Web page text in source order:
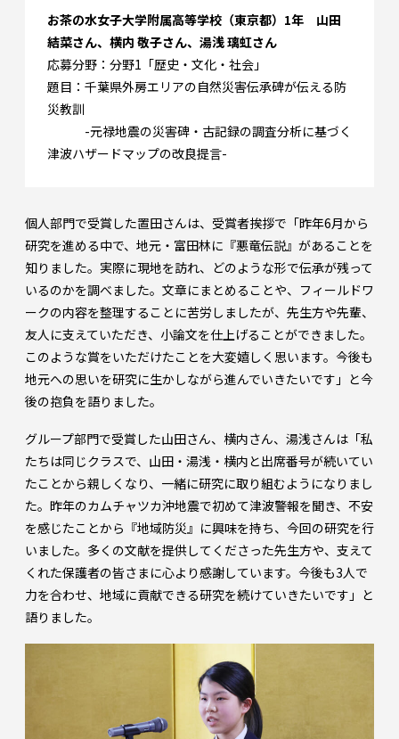
お茶の水女子大学附属高等学校（東京都）1年 山田
結菜さん、横内 敬子さん、湯浅 璃虹さん
応募分野：分野1「歴史・文化・社会」
題目：千葉県外房エリアの自然災害伝承碑が伝える防
災教訓
-元禄地震の災害碑・古記録の調査分析に基づく
津波ハザードマップの改良提言-
個人部門で受賞した置田さんは、受賞者挨拶で「昨年6月から
研究を進める中で、地元・富田林に『悪竜伝説』があることを
知りました。実際に現地を訪れ、どのような形で伝承が残って
いるのかを調べました。文章にまとめることや、フィールドワ
ークの内容を整理することに苦労しましたが、先生方や先輩、
友人に支えていただき、小論文を仕上げることができました。
このような賞をいただけたことを大変嬉しく思います。今後も
地元への思いを研究に生かしながら進んでいきたいです」と今
後の抱負を語りました。
グループ部門で受賞した山田さん、横内さん、湯浅さんは「私
たちは同じクラスで、山田・湯浅・横内と出席番号が続いてい
たことから親しくなり、一緒に研究に取り組むようになりまし
た。昨年のカムチャツカ沖地震で初めて津波警報を聞き、不安
を感じたことから『地域防災』に興味を持ち、今回の研究を行
いました。多くの文献を提供してくださった先生方や、支えて
くれた保護者の皆さまに心より感謝しています。今後も3人で
力を合わせ、地域に貢献できる研究を続けていきたいです」と
語りました。